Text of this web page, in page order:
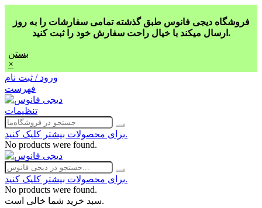
فروشگاه دیجی فانوس طبق گذشته تمامی سفارشات را به روز
ارسال میکند با خیال راحت سفارش خود را ثبت کنید.
بستن
×
ورود / ثبت نام
فهرست
تنظیمات
برای محصولات بیشتر کلیک کنید.
No products were found.
برای محصولات بیشتر کلیک کنید.
No products were found.
سبد خرید شما خالی است.